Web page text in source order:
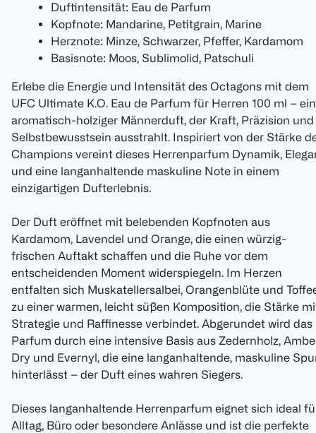
Duftintensität: Eau de Parfum
Kopfnote: Mandarine, Petitgrain, Marine
Herznote: Minze, Schwarzer, Pfeffer, Kardamom
Basisnote: Moos, Sublimolid, Patschuli
Erlebe die Energie und Intensität des Octagons mit dem
UFC Ultimate K.O. Eau de Parfum für Herren 100 ml – ein
aromatisch-holziger Männerduft, der Kraft, Präzision und
Selbstbewusstsein ausstrahlt. Inspiriert von der Stärke
Champions vereint dieses Herrenparfum Dynamik,
und eine langanhaltende maskuline Note in einem
einzigartigen Dufterlebnis.
Der Duft eröffnet mit belebenden Kopfnoten aus
Kardamom, Lavendel und Orange, die einen würzig-
frischen Auftakt schaffen und die Ruhe vor dem
entscheidenden Moment widerspiegeln. Im Herzen
entfalten sich Muskatellersalbei, Orangenblüte und
zu einer warmen, leicht süßen Komposition, die Stärke
Strategie und Raffinesse verbindet. Abgerundet wird das
Parfum durch eine intensive Basis aus Zedernholz,
Dry und Evernyl, die eine langanhaltende, maskuline
hinterlässt – der Duft eines wahren Siegers.
Dieses langanhaltende Herrenparfum eignet sich ideal
Alltag, Büro oder besondere Anlässe und ist die perfekte